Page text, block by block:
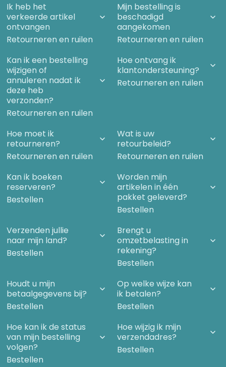
Vragen gingen door me heen als: “Hoe bereid een ziel zich
voor op het aardse leven, hoe gaat het als je overlijdt, waar
ben je dan, kiest een kind zijn ouders?
Na de ontmoeting met Zohra ging ik cursussen volgen over
ontwikkeling en de spirituele ervaringen in de werkgroep werd
het voor mij heel aannemelijk om in reïncarnatie en vorige
levens te gaan geloven en is het voor mij een waarheid
geworden. Alles wat ik vertel in dit boek hebben wij in de
werkgroep als inspiratie vanuit de geestelijke wereld
ontvangen en heb ik in mijn eigen hart getoetst en daarnaast
babymassage.
Ik heb het
verkeerde artikel
ontvangen
Retourneren en ruilen
Mijn bestelling is
beschadigd
aangekomen
Retourneren en ruilen
Kan ik een bestelling
wijzigen of
annuleren nadat ik
deze heb
verzonden?
Retourneren en ruilen
Hoe ontvang ik
klantondersteuning?
Retourneren en ruilen
Hoe moet ik
retourneren?
Retourneren en ruilen
Wat is uw
retourbeleid?
Retourneren en ruilen
Kan ik boeken
reserveren?
Bestellen
Worden mijn
artikelen in één
pakket geleverd?
Bestellen
Verzenden jullie
naar mijn land?
Bestellen
Brengt u
omzetbelasting in
rekening?
Bestellen
Houdt u mijn
betaalgegevens bij?
Bestellen
Op welke wijze kan
ik betalen?
Bestellen
Hoe kan ik de status
van mijn bestelling
volgen?
Bestellen
Hoe wijzig ik mijn
verzendadres?
Bestellen